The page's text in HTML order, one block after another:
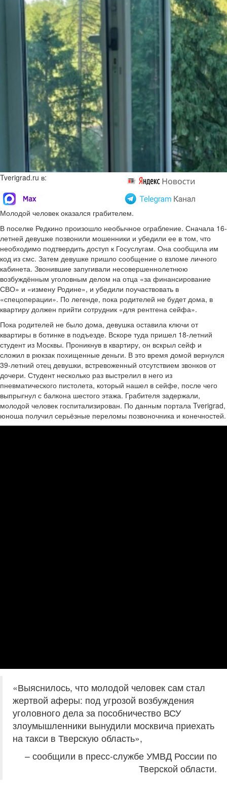
Tverigrad.ru в:
Молодой человек оказался грабителем.
В поселке Редкино произошло необычное ограбление. Сначала 16-
летней девушке позвонили мошенники и убедили ее в том, что
необходимо подтвердить доступ к Госуслугам. Она сообщила им
код из смс. Затем девушке пришло сообщение о взломе личного
кабинета. Звонившие запугивали несовершеннолетнюю
возбуждённым уголовным делом на отца «за финансирование
СВО» и «измену Родине», и убедили поучаствовать в
«спецоперации». По легенде, пока родителей не будет дома, в
квартиру должен прийти сотрудник «для рентгена сейфа».
Пока родителей не было дома, девушка оставила ключи от
квартиры в ботинке в подъезде. Вскоре туда пришел 18-летний
студент из Москвы. Проникнув в квартиру, он вскрыл сейф и
сложил в рюкзак похищенные деньги. В это время домой вернулся
39-летний отец девушки, встревоженный отсутствием звонков от
дочери. Студент несколько раз выстрелил в него из
пневматического пистолета, который нашел в сейфе, после чего
выпрыгнул с балкона шестого этажа. Грабителя задержали,
молодой человек госпитализирован. По данным портала Tverigrad,
юноша получил серьёзные переломы позвоночника и конечностей.
«Выяснилось, что молодой человек сам стал
жертвой аферы: под угрозой возбуждения
уголовного дела за пособничество ВСУ
злоумышленники вынудили москвича приехать
на такси в Тверскую область»,
– сообщили в пресс-службе УМВД России по
Тверской области.